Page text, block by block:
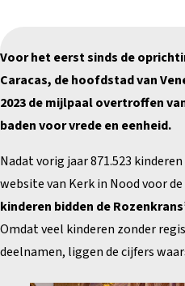
Voor het eerst sinds de
Caracas, de hoofdstad van
2023 de mijlpaal overtroffen
baden voor vrede en eenheid.
Nadat vorig jaar 871.523
website van Kerk in Nood voor de
kinderen bidden de
Omdat veel kinderen zonder
deelnamen, liggen de cijfers